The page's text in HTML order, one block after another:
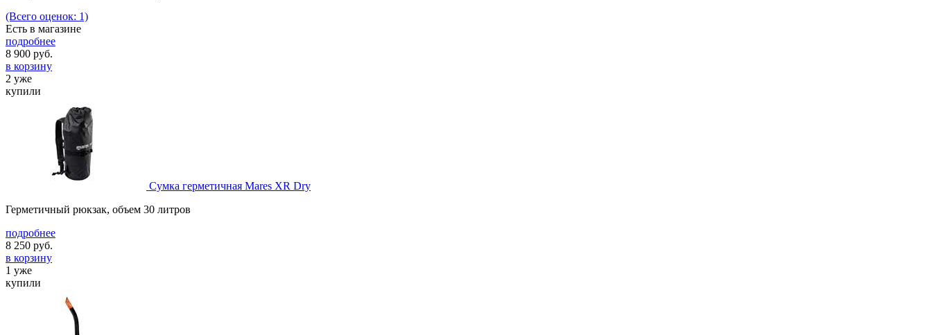
(Всего оценок: 1)
Есть в магазине
подробнее
8 900 руб.
в корзину
2 уже
купили
Сумка герметичная Mares XR Dry
Герметичный рюкзак, объем 30 литров
подробнее
8 250 руб.
в корзину
1 уже
купили